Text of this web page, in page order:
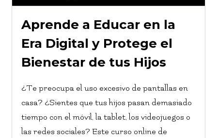
Aprende a Educar en la
Era Digital y Protege el
Bienestar de tus Hijos
¿Te preocupa el uso excesivo de pantallas en
casa? ¿Sientes que tus hijos pasan demasiado
tiempo con el móvil, la tablet, los videojuegos o
las redes sociales? Este curso online de